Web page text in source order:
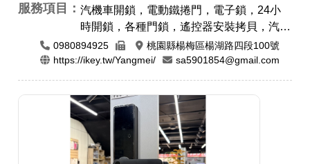
服務項目：汽機車開鎖，電動鐵捲門，電子鎖，24小
時開鎖，各種門鎖，遙控器安裝拷貝，汽車
開鎖，機車開鎖，指紋鎖，密碼鎖
0980894925
桃園縣楊梅區楊湖路四段100號
https://ikey.tw/Yangmei/
sa5901854@gmail.com